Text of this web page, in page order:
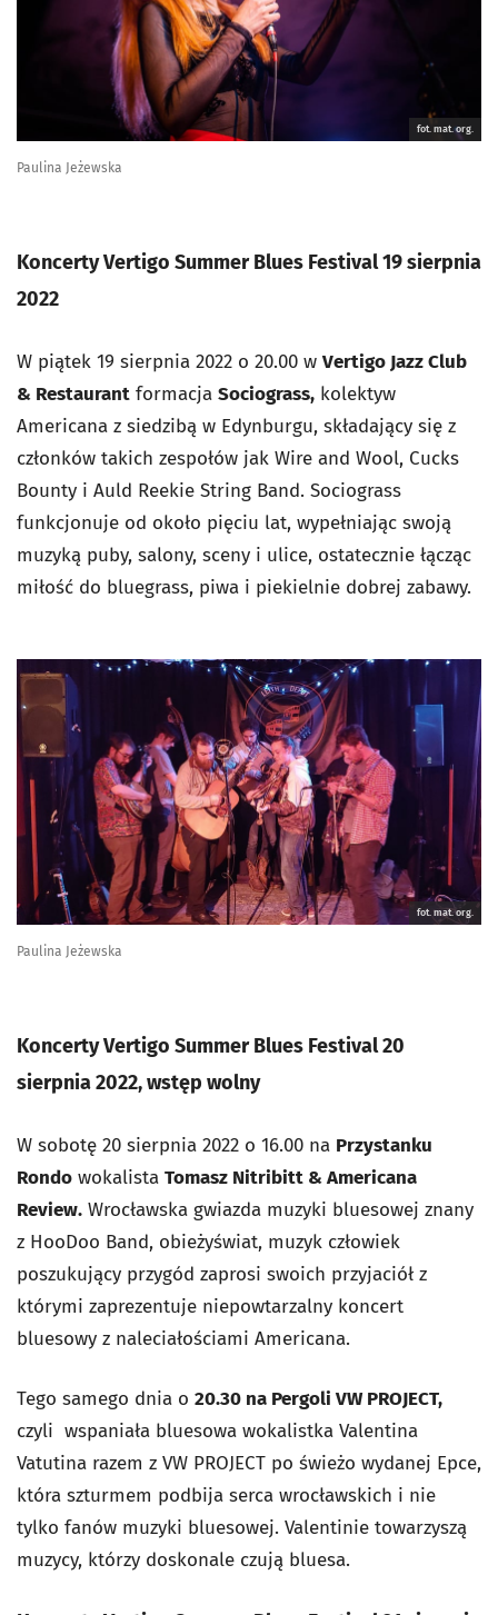
fot. mat. org.
Paulina Jeżewska
Koncerty Vertigo Summer Blues Festival 19 sierpnia
2022
W piątek 19 sierpnia 2022 o 20.00 w Vertigo Jazz Club
& Restaurant formacja Sociograss, kolektyw
Americana z siedzibą w Edynburgu, składający się z
członków takich zespołów jak Wire and Wool, Cucks
Bounty i Auld Reekie String Band. Sociograss
funkcjonuje od około pięciu lat, wypełniając swoją
muzyką puby, salony, sceny i ulice, ostatecznie łącząc
miłość do bluegrass, piwa i piekielnie dobrej zabawy.
fot. mat. org.
Paulina Jeżewska
Koncerty Vertigo Summer Blues Festival 20
sierpnia 2022, wstęp wolny
W sobotę 20 sierpnia 2022 o 16.00 na Przystanku
Rondo wokalista Tomasz Nitribitt & Americana
Review. Wrocławska gwiazda muzyki bluesowej znany
z HooDoo Band, obieżyświat, muzyk człowiek
poszukujący przygód zaprosi swoich przyjaciół z
którymi zaprezentuje niepowtarzalny koncert
bluesowy z naleciałościami Americana.
Tego samego dnia o 20.30 na Pergoli VW PROJECT,
czyli wspaniała bluesowa wokalistka Valentina
Vatutina razem z VW PROJECT po świeżo wydanej Epce,
która szturmem podbija serca wrocławskich i nie
tylko fanów muzyki bluesowej. Valentinie towarzyszą
muzycy, którzy doskonale czują bluesa.